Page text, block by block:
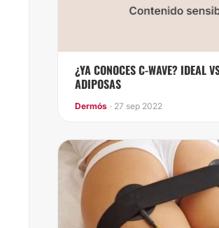
¿YA CONOCES C-WAVE? IDEAL
ADIPOSAS
Dermós · 27 sep 2022